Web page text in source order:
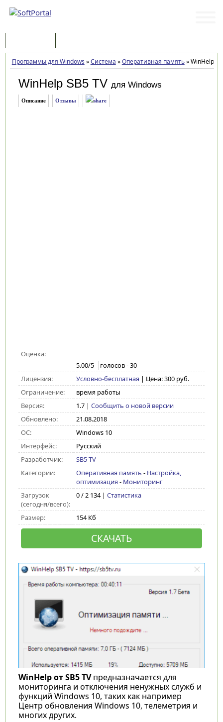
Программы для Windows »Система »Оперативная память»WinHelp
WinHelp SB5 TV для Windows
Описание Отзывы
Оценка:
5.00/5 голосов -30
Лицензия:
Условно-бесплатная | Цена: 300 руб.
Ограничение:
время работы
Версия:
1.7| Сообщить о новой версии
Обновлено:
21.08.2018
ОС:
Windows 10
Интерфейс:
Русский
Разработчик:
SB5 TV
Категории:
Оперативная память - Настройка,
оптимизация - Мониторинг
Загрузок
(сегодня/всего):
0 / 2 134 | Статистика
Размер: 154 Кб
СКАЧАТЬ
WinHelp от SB5 TVпредназначается для
мониторинга и отключения ненужных служб и
функций Windows 10, таких как например
Центр обновления Windows 10, телеметрия и
многих других.